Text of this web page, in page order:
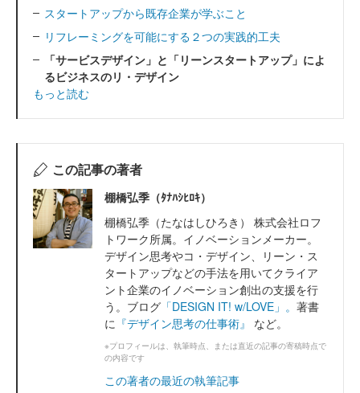
スタートアップから既存企業が学ぶこと
リフレーミングを可能にする２つの実践的工夫
「サービスデザイン」と「リーンスタートアップ」によ
るビジネスのリ・デザイン
もっと読む
この記事の著者
棚橋弘季（ﾀﾅﾊｼﾋﾛｷ）
棚橋弘季（たなはしひろき） 株式会社ロフ
トワーク所属。イノベーションメーカー。
デザイン思考やコ・デザイン、リーン・ス
タートアップなどの手法を用いてクライア
ント企業のイノベーション創出の支援を行
う。ブログ 「DESIGN IT! w/LOVE」。 著書
に 『デザイン思考の仕事術』 など。
※プロフィールは、執筆時点、または直近の記事の寄稿時点で
の内容です
この著者の最近の執筆記事